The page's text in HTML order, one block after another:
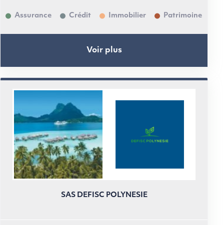
Assurance Crédit Immobilier Patrimoine
Voir plus
SAS DEFISC POLYNESIE